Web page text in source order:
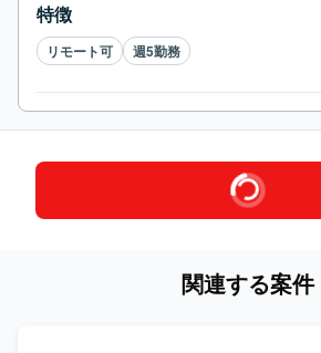
特徴
リモート可 週5勤務
関連する案件